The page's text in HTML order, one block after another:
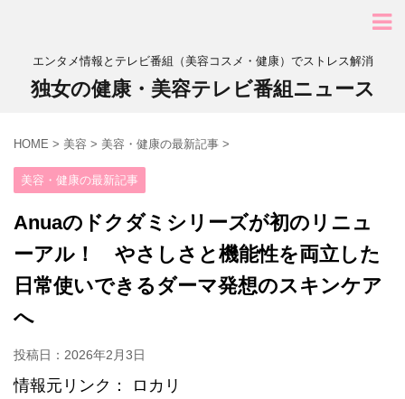
エンタメ情報とテレビ番組（美容コスメ・健康）でストレス解消
独女の健康・美容テレビ番組ニュース
HOME > 美容 > 美容・健康の最新記事 >
美容・健康の最新記事
Anuaのドクダミシリーズが初のリニュ
ーアル！ やさしさと機能性を両立した
日常使いできるダーマ発想のスキンケア
へ
投稿日： 2026年2月3日
情報元リンク： ロカリ